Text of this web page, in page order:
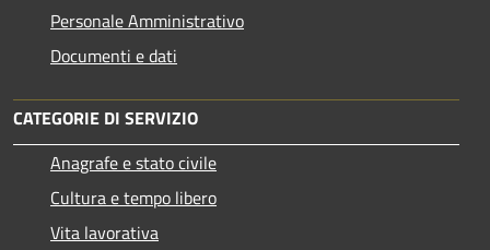
Personale Amministrativo
Documenti e dati
CATEGORIE DI SERVIZIO
Anagrafe e stato civile
Cultura e tempo libero
Vita lavorativa